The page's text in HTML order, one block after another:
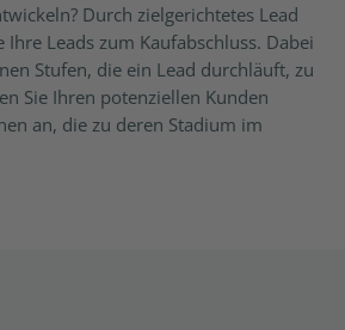
Durch zielgerichtetes Lead
Leads zum Kaufabschluss. Dabei
Stufen, die ein Lead durchläuft, zu
Sie Ihren potenziellen Kunden
an, die zu deren Stadium im